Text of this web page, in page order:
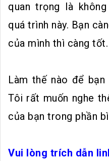
quan trọng là
quá trình này. Bạn
của mình thì càng tốt.
Làm thế nào để bạn
Tôi rất muốn nghe
của bạn trong phần
Vui lòng trích dẫn